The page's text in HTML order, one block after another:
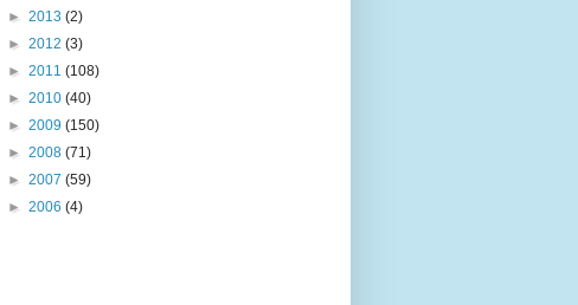
► 2013 (2)
► 2012 (3)
► 2011 (108)
► 2010 (40)
► 2009 (150)
► 2008 (71)
► 2007 (59)
► 2006 (4)